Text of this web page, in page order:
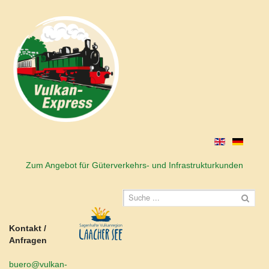
Zum Angebot für Güterverkehrs- und Infrastrukturkunden
Kontakt /
Anfragen
buero@vulkan-